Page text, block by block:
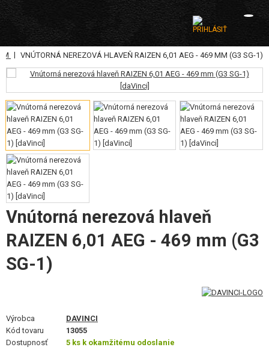
KATEGÓRIE
VZDUCHOVÉ ZBRANE, PRAKY
GRANÁTOMETY, GRANÁTY
GULIČKY, PLYN
AKUMULÁTORY, NABÍJAČKY
ZÁSOBNÍKY, PLNIČKY
OKULIARE, MASKY
VÝSTROJ, UNIFORMY, PÚZDRA
VYSIELAČKY, HEADSETY, KAMERY
| VNÚTORNÁ NEREZOVÁ HLAVEŇ RAIZEN 6,01 AEG - 469 MM (G3 SG-1)
Vnútorná nerezová hlaveň
RAIZEN 6,01 AEG - 469 mm (G3
SG-1)
Výrobca
DAVINCI
Kód tovaru
13055
Dostupnosť
5 ks k okamžitému odoslanie